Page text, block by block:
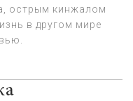
острым кинжалом
в другом мире